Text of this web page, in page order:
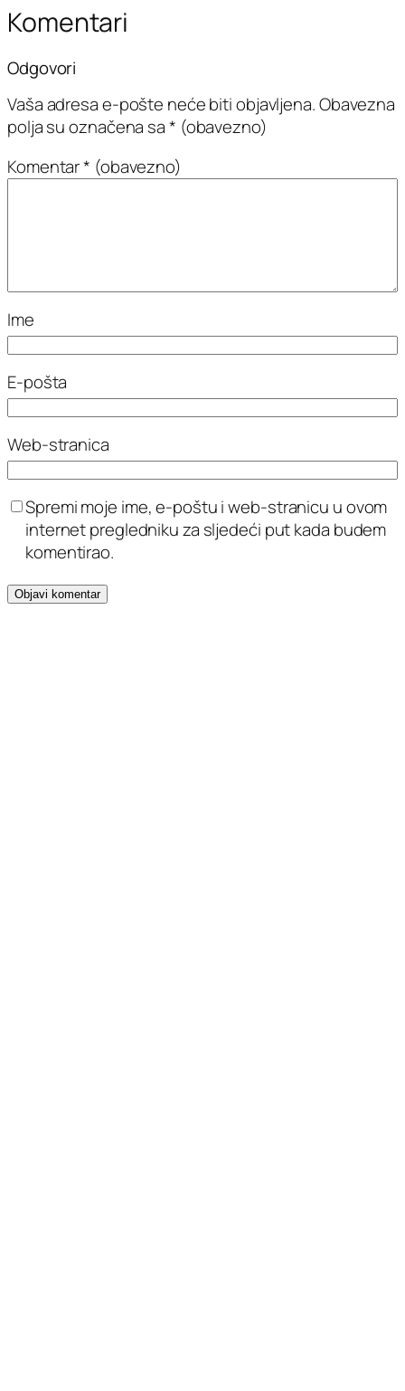
Komentari
Odgovori
Vaša adresa e-pošte neće biti objavljena.Obavezna
polja su označena sa* (obavezno)
Komentar* (obavezno)
Ime
E-pošta
Web-stranica
Spremi moje ime, e-poštu i web-stranicu u ovom
internet pregledniku za sljedeći put kada budem
komentirao.